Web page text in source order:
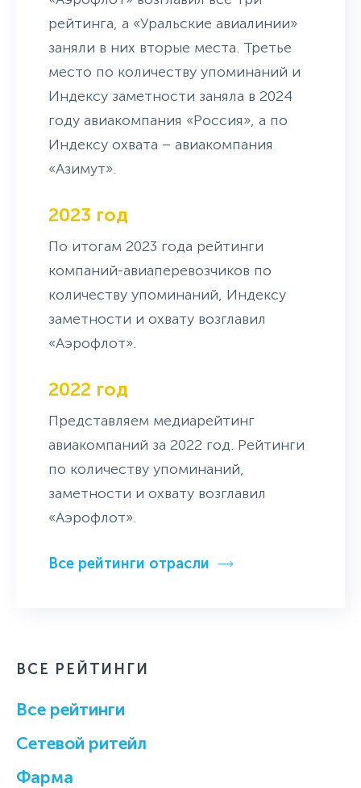
рейтинга, а «Уральские авиалинии»
заняли в них вторые места. Третье
место по количеству упоминаний и
Индексу заметности заняла в 2024
году авиакомпания «Россия», а по
Индексу охвата – авиакомпания
«Азимут».
2023 год
По итогам 2023 года рейтинги
компаний-авиаперевозчиков по
количеству упоминаний, Индексу
заметности и охвату возглавил
«Аэрофлот».
2022 год
Представляем медиарейтинг
авиакомпаний за 2022 год. Рейтинги
по количеству упоминаний,
заметности и охвату возглавил
«Аэрофлот».
Все рейтинги отрасли
ВСЕ РЕЙТИНГИ
Все рейтинги
Cетевой ритейл
Фарма